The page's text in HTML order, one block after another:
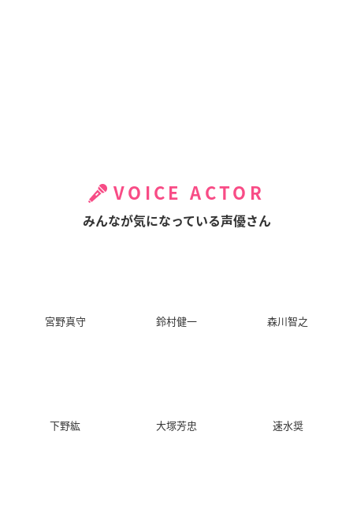
VOICE ACTOR
みんなが気になっている声優さん
宮野真守 鈴村健一 森川智之
下野紘 大塚芳忠 速水奨